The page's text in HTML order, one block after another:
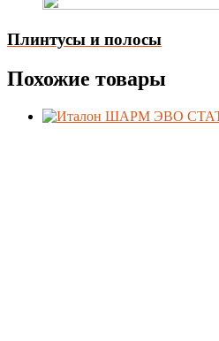
Плинтусы и полосы
Похожие товары